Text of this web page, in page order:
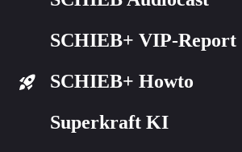
SCHIEB+ VIP-Report
SCHIEB+ Howto
Superkraft KI